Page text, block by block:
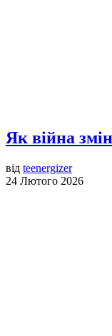
Як війна
від teenergizer
24 Лютого 2026